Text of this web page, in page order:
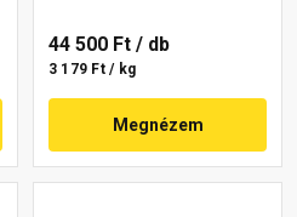
44 500 Ft / db
3 179 Ft / kg
Megnézem